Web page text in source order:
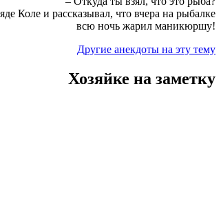
Коле и рассказывал, что вчера на рыбалке
всю ночь жарил маникюршу!
Другие анекдоты на эту тему
Хозяйке на заметку